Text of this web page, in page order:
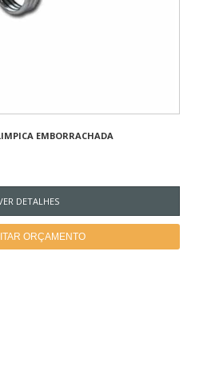
EMBORRACHADA
DETALHES
ORÇAMENTO